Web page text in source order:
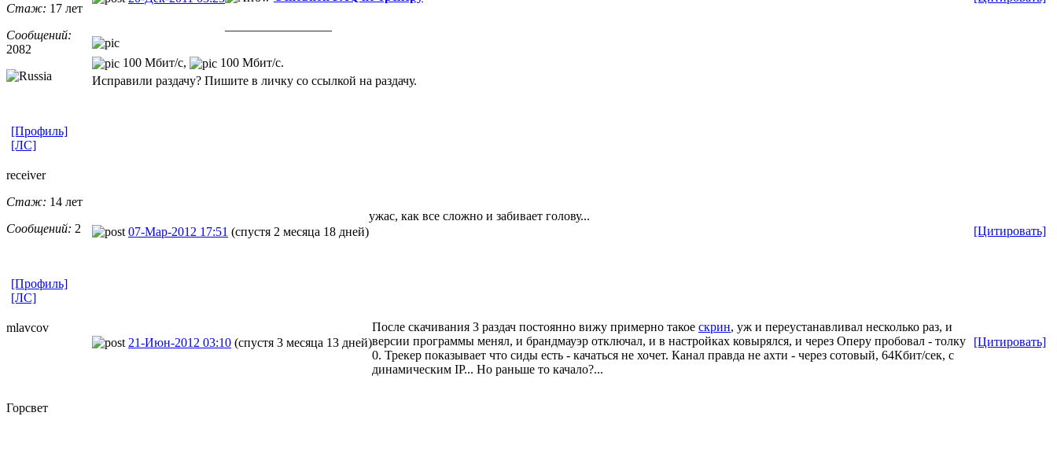
Стаж: 17 лет
Сообщений:
2082
100 Мбит/с,
100 Мбит/с.
Исправили раздачу? Пишите в личку со ссылкой на раздачу.
[Профиль]
[ЛС]
receiver
Стаж: 14 лет
Сообщений: 2 07-Мар-2012 17:51 (спустя 2 месяца 18 дней) [Цитировать]
ужас, как все сложно и забивает голову...
[Профиль]
[ЛС]
mlavcov
21-Июн-2012 03:10 (спустя 3 месяца 13 дней) [Цитировать]
После скачивания 3 раздач постоянно вижу примерно такое скрин, уж и переустанавливал несколько раз, и
версии программы менял, и брандмауэр отключал, и в настройках ковырялся, и через Оперу пробовал - толку
0. Трекер показывает что сиды есть - качаться не хочет. Канал правда не ахти - через сотовый, 64Кбит/сек, с
динамическим IP... Но раньше то качало?...
Горсвет